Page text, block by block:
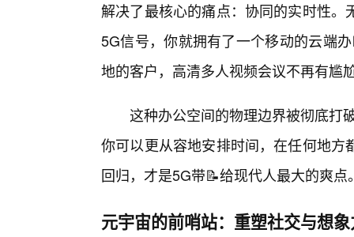
解决了最核心的痛点：协同的实时性
5G信号，你就拥有了一个移动的云端
地的客户，高清多人视频会议不再有尴
这种办公空间的物理边界被彻底打
你可以更从容地安排时间，在任何地
回归，才是5G带📝给现代人最大的爽点
元宇宙的前哨站：重塑社交与想